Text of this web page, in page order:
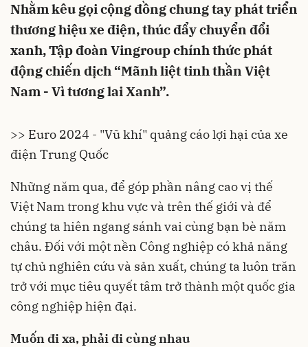
Nhằm kêu gọi cộng đồng chung tay phát triển
thương hiệu xe điện, thúc đẩy chuyển đổi
xanh, Tập đoàn Vingroup chính thức phát
động chiến dịch “Mãnh liệt tinh thần Việt
Nam - Vì tương lai Xanh”.
>> Euro 2024 - "Vũ khí" quảng cáo lợi hại của xe
điện Trung Quốc
Những năm qua, để góp phần nâng cao vị thế
Việt Namtrong khu vực và trên thế giới và để
chúng ta hiên ngang sánh vai cùng bạn bè năm
châu. Đối với một nền Công nghiệpcó khả năng
tự chủ nghiên cứu và sản xuất, chúng ta luôn trăn
trở với mục tiêu quyết tâm trở thành một quốc gia
công nghiệp hiện đại.
Muốn đi xa, phải đi cùng nhau
Hủy